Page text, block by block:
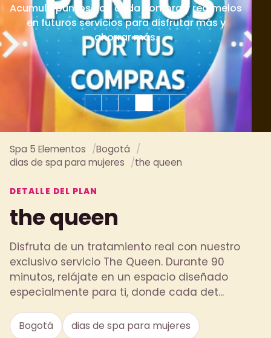
Tenemos bonos de regalo para cumpleaños,
aniversarios, fechas especiales y celebraciones
en grupo.
Spa 5 Elementos
Bogotá
dias de spa para mujeres
the queen
DETALLE DEL PLAN
the queen
Disfruta de un tratamiento real con nuestro
exclusivo servicio The Queen. Durante 90
minutos, relájate en un espacio diseñado
especialmente para ti, donde cada det...
Bogotá
dias de spa para mujeres